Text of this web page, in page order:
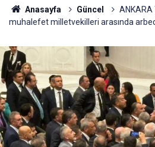
Anasayfa Güncel
muhalefet milletvekilleri arasında